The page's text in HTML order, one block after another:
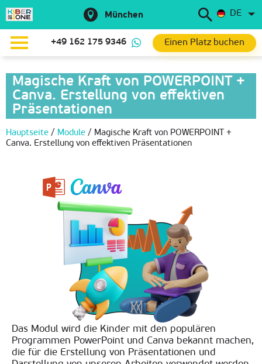
München DE
+49 162 175 9346 Einen Platz buchen
Magische Kraft von POWERPOINT +
Canva. Erstellung von effektiven
Präsentationen
Hauptseite / Module / Magische Kraft von POWERPOINT +
Canva. Erstellung von effektiven Präsentationen
Das Modul wird die Kinder mit den populären
Programmen PowerPoint und Canva bekannt machen,
die für die Erstellung von Präsentationen und